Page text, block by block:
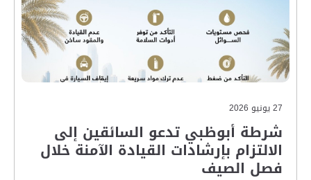
27 يونيو 2026
شرطة أبوظبي تدعو السائقين إلى
الالتزام بإرشادات القيادة الآمنة خلال
فصل الصيف